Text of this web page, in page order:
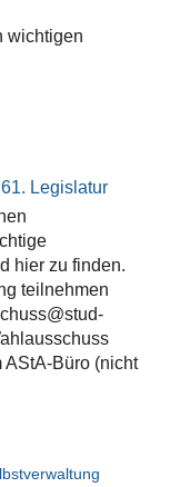
wichtigen
Legislatur
hier zu finden.
teilnehmen
AStA-Büro (nicht